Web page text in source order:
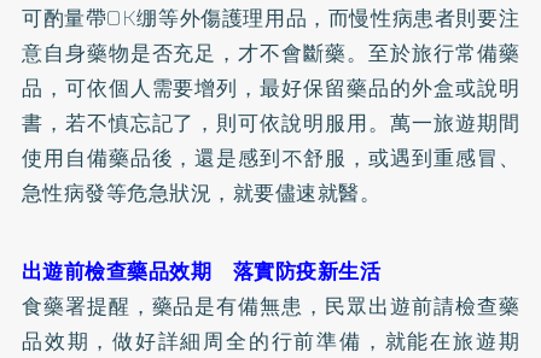
可酌量帶OK绷等外傷護理用品，而慢性病患者則要注
意自身藥物是否充足，才不會斷藥。至於旅行常備藥
品，可依個人需要增列，最好保留藥品的外盒或說明
書，若不慎忘記了，則可依說明服用。萬一旅遊期間
使用自備藥品後，還是感到不舒服，或遇到重感冒、
急性病發等危急狀況，就要儘速就醫。
出遊前檢查藥品效期 落實防疫新生活
食藥署提醒，藥品是有備無患，民眾出遊前請檢查藥
品效期，做好詳細周全的行前準備，就能在旅遊期